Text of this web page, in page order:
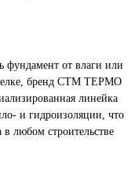
фундамент от влаги или
бренд СТМ ТЕРМО
линейка
и гидроизоляции, что
в любом строительстве